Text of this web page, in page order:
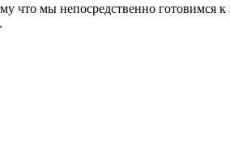
мы непосредственно готовимся к